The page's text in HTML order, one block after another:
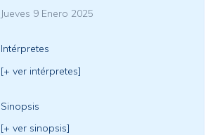
Jueves 9 Enero 2025
Intérpretes
[+ ver intérpretes]
Sinopsis
[+ ver sinopsis]